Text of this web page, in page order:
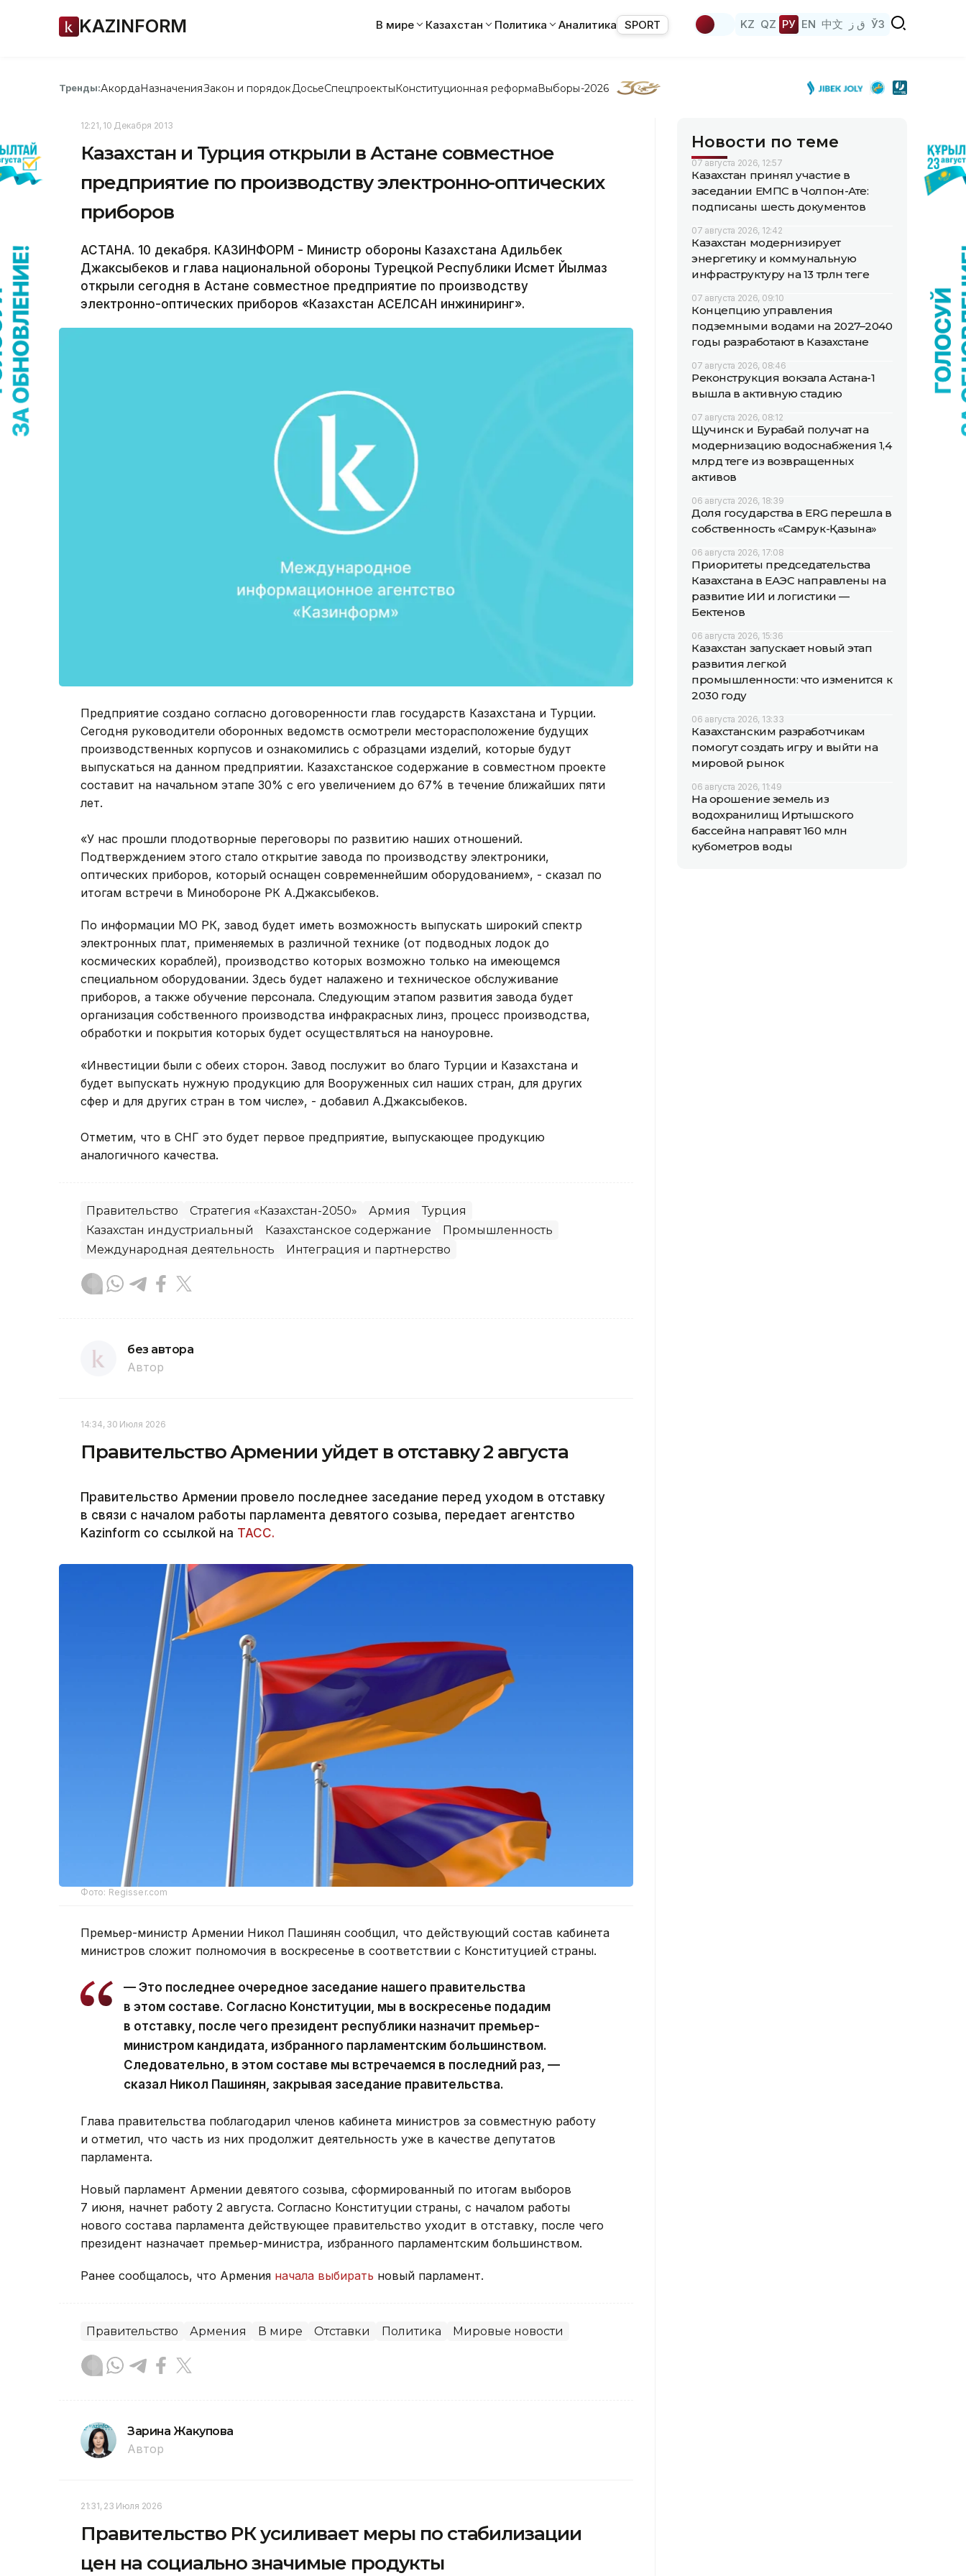
KAZINFORM В мире Казахстан Политика Аналитика SPORT KZ QZ РУ EN 中文 ق ز ЎЗ
Тренды:АкордаНазначенияЗакон и порядок ДосьеСпецпроектыКонституционная реформаВыборы-2026
12:21, 10 Декабря 2013
Казахстан и Турция открыли в Астане совместное
предприятие по производству электронно-оптических
приборов
АСТАНА. 10 декабря. КАЗИНФОРМ - Министр обороны Казахстана Адильбек
Джаксыбеков и глава национальной обороны Турецкой Республики Исмет Йылмаз
открыли сегодня в Астане совместное предприятие по производству
электронно-оптических приборов «Казахстан АСЕЛСАН инжиниринг».
Предприятие создано согласно договоренности глав государств Казахстана и Турции.
Сегодня руководители оборонных ведомств осмотрели месторасположение будущих
производственных корпусов и ознакомились с образцами изделий, которые будут
выпускаться на данном предприятии. Казахстанское содержание в совместном проекте
составит на начальном этапе 30% с его увеличением до 67% в течение ближайших пяти
лет.
«У нас прошли плодотворные переговоры по развитию наших отношений.
Подтверждением этого стало открытие завода по производству электроники,
оптических приборов, который оснащен современнейшим оборудованием», - сказал по
итогам встречи в Минобороне РК А.Джаксыбеков.
По информации МО РК, завод будет иметь возможность выпускать широкий спектр
электронных плат, применяемых в различной технике (от подводных лодок до
космических кораблей), производство которых возможно только на имеющемся
специальном оборудовании. Здесь будет налажено и техническое обслуживание
приборов, а также обучение персонала. Следующим этапом развития завода будет
организация собственного производства инфракрасных линз, процесс производства,
обработки и покрытия которых будет осуществляться на наноуровне.
«Инвестиции были с обеих сторон. Завод послужит во благо Турции и Казахстана и
будет выпускать нужную продукцию для Вооруженных сил наших стран, для других
сфер и для других стран в том числе», - добавил А.Джаксыбеков.
Отметим, что в СНГ это будет первое предприятие, выпускающее продукцию
аналогичного качества.
Правительство Стратегия «Казахстан-2050» Армия
Турция
Казахстан индустриальный
Казахстанское содержание
Промышленность
Международная деятельность
Интеграция и партнерство
без автора
Автор
14:34, 30 Июля 2026
Правительство Армении уйдет в отставку 2 августа
Правительство Армении провело последнее заседание перед уходом в отставку
в связи с началом работы парламента девятого созыва, передает агентство
Kazinform со ссылкой на ТАСС.
Фото: Regisser.com
Премьер-министр Армении Никол Пашинян сообщил, что действующий состав кабинета
министров сложит полномочия в воскресенье в соответствии с Конституцией страны.
— Это последнее очередное заседание нашего правительства
в этом составе. Согласно Конституции, мы в воскресенье подадим
в отставку, после чего президент республики назначит премьер-
министром кандидата, избранного парламентским большинством.
Следовательно, в этом составе мы встречаемся в последний раз, —
сказал Никол Пашинян, закрывая заседание правительства.
Глава правительства поблагодарил членов кабинета министров за совместную работу
и отметил, что часть из них продолжит деятельность уже в качестве депутатов
парламента.
Новый парламент Армении девятого созыва, сформированный по итогам выборов
7 июня, начнет работу 2 августа. Согласно Конституции страны, с началом работы
нового состава парламента действующее правительство уходит в отставку, после чего
президент назначает премьер-министра, избранного парламентским большинством.
Ранее сообщалось, что Армения начала выбирать новый парламент.
Правительство Армения В мире Отставки Политика Мировые новости
Зарина Жакупова
Автор
21:31, 23 Июля 2026
Правительство РК усиливает меры по стабилизации
цен на социально значимые продукты
Новости по теме
07 августа 2026, 12:57
Казахстан принял участие в
заседании ЕМПС в Чолпон-Ате:
подписаны шесть документов
07 августа 2026, 12:42
Казахстан модернизирует
энергетику и коммунальную
инфраструктуру на 13 трлн теңге
07 августа 2026, 09:10
Концепцию управления
подземными водами на 2027–2040
годы разработают в Казахстане
07 августа 2026, 08:46
Реконструкция вокзала Астана-1
вышла в активную стадию
07 августа 2026, 08:12
Щучинск и Бурабай получат на
модернизацию водоснабжения 1,4
млрд теңге из возвращенных
активов
06 августа 2026, 18:39
Доля государства в ERG перешла в
собственность «Самрук-Қазына»
06 августа 2026, 17:08
Приоритеты председательства
Казахстана в ЕАЭС направлены на
развитие ИИ и логистики —
Бектенов
06 августа 2026, 15:36
Казахстан запускает новый этап
развития легкой
промышленности: что изменится к
2030 году
06 августа 2026, 13:33
Казахстанским разработчикам
помогут создать игру и выйти на
мировой рынок
06 августа 2026, 11:49
На орошение земель из
водохранилищ Иртышского
бассейна направят 160 млн
кубометров воды